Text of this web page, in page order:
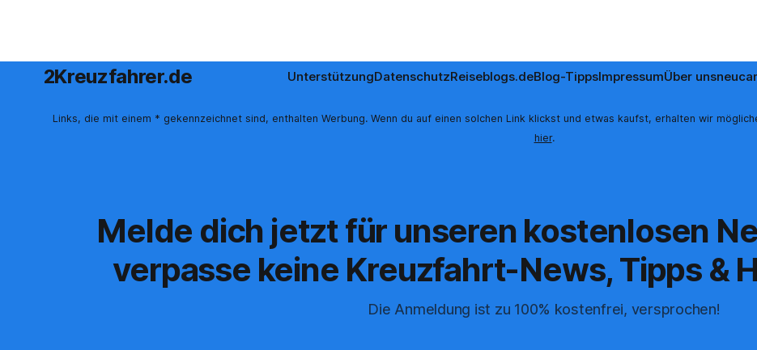
2Kreuzfahrer.de UnterstützungDatenschutzReiseblogs.deBlog-TippsImpressumÜber uns
Links, die mit einem * gekennzeichnet sind, enthalten Werbung. Wenn du auf einen solchen Link klickst und etwas kaufst, erhalten wir
hier.
Melde dich jetzt für unseren kostenlosen
verpasse keine Kreuzfahrt-News, Tipps &
Die Anmeldung ist zu 100% kostenfrei, versprochen!